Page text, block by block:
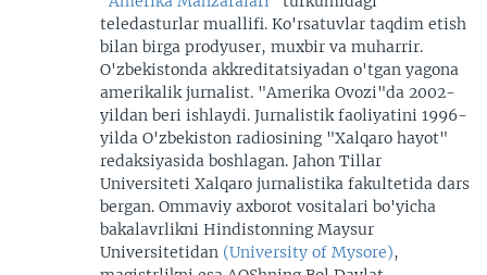
teledasturlar muallifi. Ko'rsatuvlar taqdim etish
bilan birga prodyuser, muxbir va muharrir.
O'zbekistonda akkreditatsiyadan o'tgan yagona
amerikalik jurnalist. "Amerika Ovozi"da 2002-
yildan beri ishlaydi. Jurnalistik faoliyatini 1996-
yilda O'zbekiston radiosining "Xalqaro hayot"
redaksiyasida boshlagan. Jahon Tillar
Universiteti Xalqaro jurnalistika fakultetida dars
bergan. Ommaviy axborot vositalari bo'yicha
bakalavrlikni Hindistonning Maysur
Universitetidan (University of Mysore),